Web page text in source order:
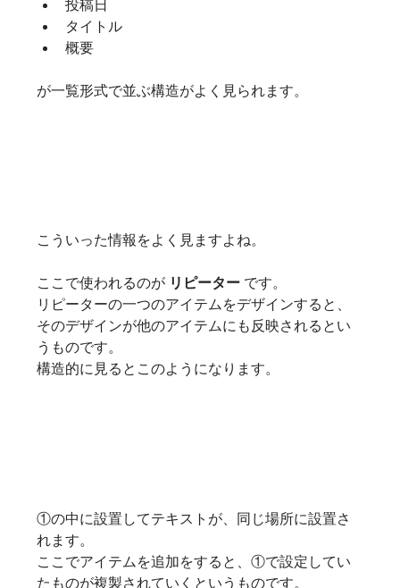
投稿日
タイトル
概要
が一覧形式で並ぶ構造がよく見られます。
こういった情報をよく見ますよね。
ここで使われるのが リピーター です。
リピーターの一つのアイテムをデザインすると、
そのデザインが他のアイテムにも反映されるとい
うものです。
構造的に見るとこのようになります。
①の中に設置してテキストが、同じ場所に設置さ
れます。
ここでアイテムを追加をすると、①で設定してい
たものが複製されていくというものです。